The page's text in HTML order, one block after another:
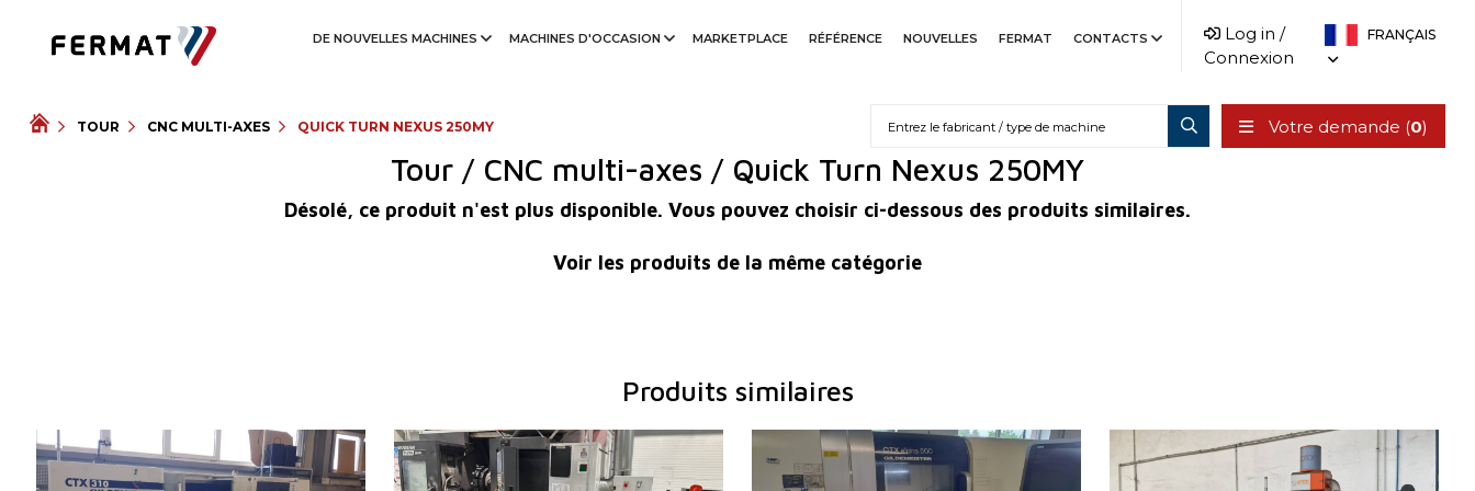
DE NOUVELLES MACHINES MACHINES D'OCCASION MARKETPLACE RÉFÉRENCE NOUVELLES FERMAT CONTACTS
Log in /
Connexion
FRANÇAIS
TOUR CNC MULTI-AXES QUICK TURN NEXUS 250MY Votre demande (0)
Tour / CNC multi-axes / Quick Turn Nexus 250MY
Désolé, ce produit n'est plus disponible. Vous pouvez choisir ci-dessous des produits similaires.
Voir les produits de la même catégorie
Produits similaires
Année de production:
2005
Système de contrôle
OUI
Année de production:
2015
Système de contrôle
OUI
Année de production:
Système de contrôle
Année de production:
2020
Système de contrôle
OUI